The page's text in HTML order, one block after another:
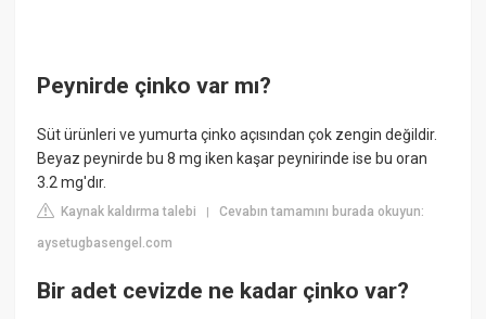
Peynirde çinko var mı?
Süt ürünleri ve yumurta çinko açısından çok zengin değildir.
Beyaz peynirde bu 8 mg iken kaşar peynirinde ise bu oran
3.2 mg'dır.
Kaynak kaldırma talebi |Cevabın tamamını burada okuyun:
aysetugbasengel.com
Bir adet cevizde ne kadar çinko var?